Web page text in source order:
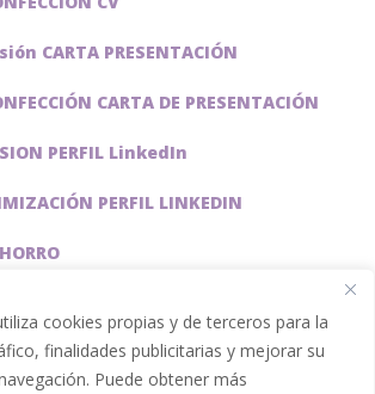
cookies propias y de terceros para la
finalidades publicitarias y mejorar su
Puede obtener más
CARTA PRESENTACIÓN
CARTA DE PRESENTACIÓN
PERFIL LinkedIn
PERFIL LINKEDIN